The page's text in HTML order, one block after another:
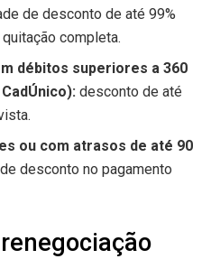
de desconto de até 99%
completa.
débitos superiores a 360
desconto de até
ou com atrasos de até 90
desconto no pagamento